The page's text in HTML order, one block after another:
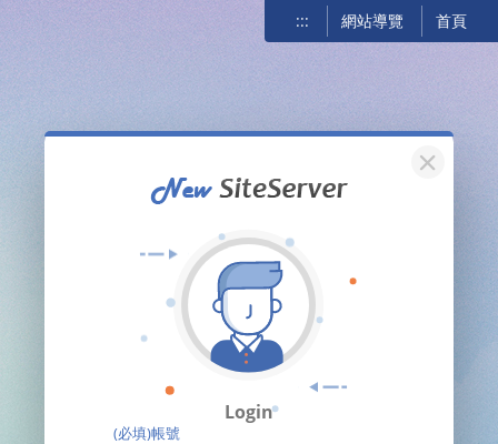
::: 網站導覽 首頁
關閉
Login
(必填)帳號